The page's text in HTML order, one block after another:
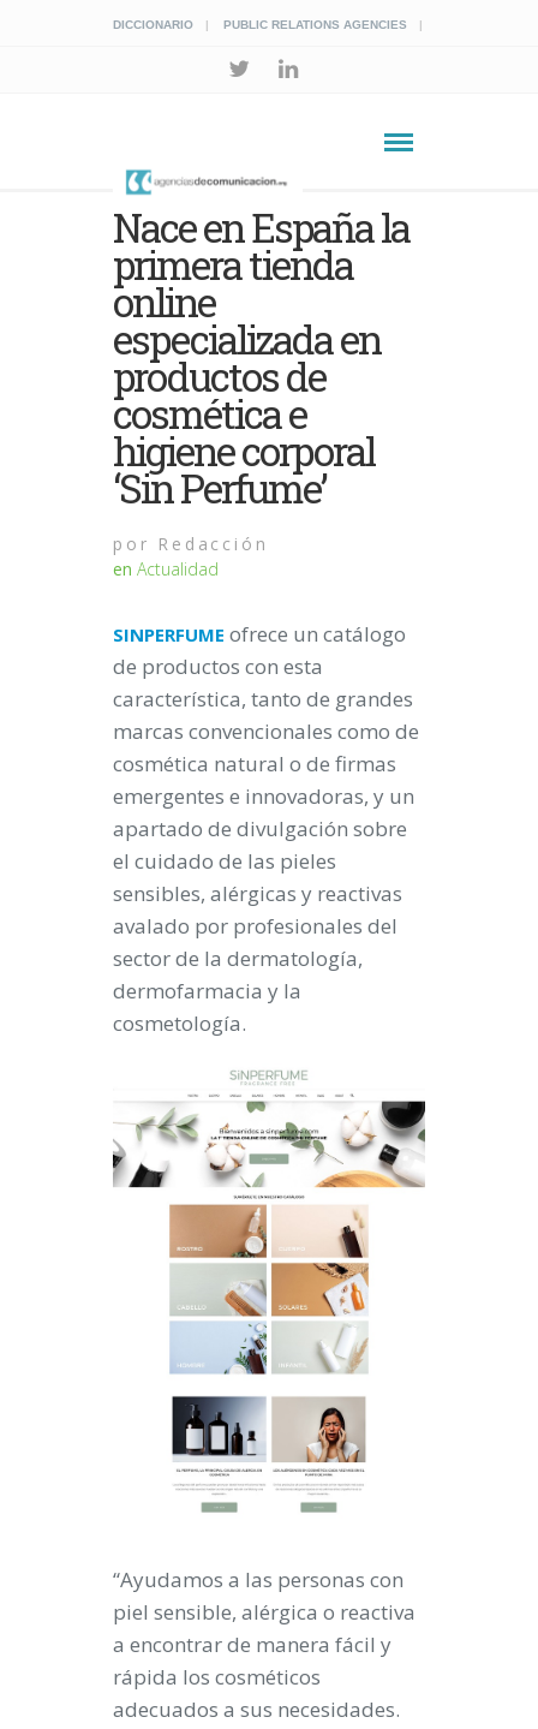
DICCIONARIO PUBLIC RELATIONS AGENCIES
Nace en España la
primera tienda
online
especializada en
productos de
cosmética e
higiene corporal
‘Sin Perfume’
por Redacción
en Actualidad
SINPERFUME ofrece un catálogo
de productos con esta
característica, tanto de grandes
marcas convencionales como de
cosmética natural o de firmas
emergentes e innovadoras, y un
apartado de divulgación sobre
el cuidado de las pieles
sensibles, alérgicas y reactivas
avalado por profesionales del
sector de la dermatología,
dermofarmacia y la
cosmetología.
“Ayudamos a las personas con
piel sensible, alérgica o reactiva
a encontrar de manera fácil y
rápida los cosméticos
adecuados a sus necesidades.